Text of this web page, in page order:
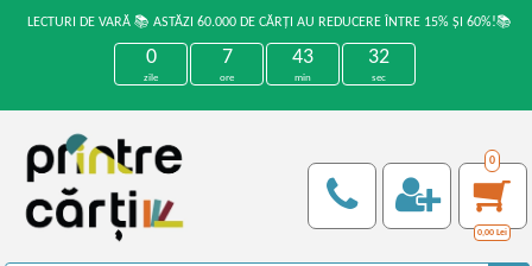
LECTURI DE VARĂ 📚 ASTĂZI 60.000 DE CĂRȚI AU REDUCERE ÎNTRE 15% ȘI 60%!📚
0
zile
7
ore
43
min
32
sec
0
0,00 Lei